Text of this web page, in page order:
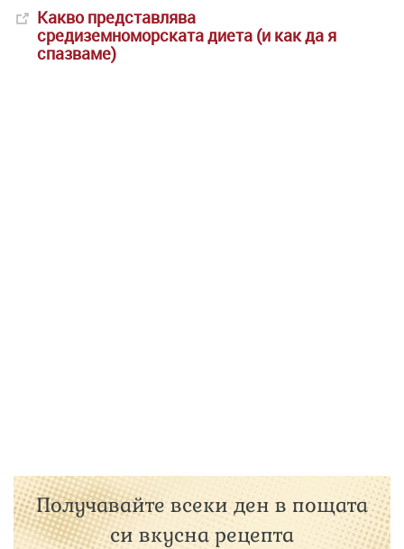
Какво представлява
средиземноморската диета (и как да я
спазваме)
Получавайте всеки ден в пощата
си вкусна рецепта